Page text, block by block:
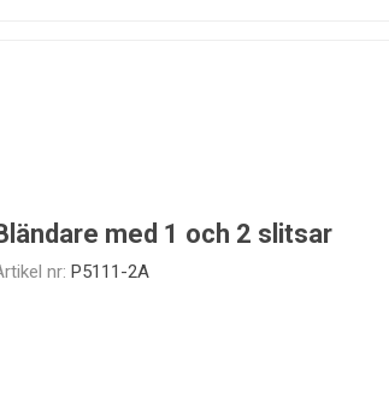
med 1 och 2 slitsar
nr: P5111-2A